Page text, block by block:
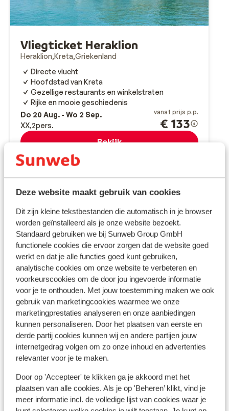
Deze website maakt gebruik van cookies
Dit zijn kleine tekstbestanden die automatisch in je browser
worden geïnstalleerd als je onze website bezoekt.
Standaard gebruiken we bij Sunweb Group GmbH
functionele cookies die ervoor zorgen dat de website goed
werkt en dat je alle functies goed kunt gebruiken,
analytische cookies om onze website te verbeteren en
voorkeurscookies om de door jou ingevoerde informatie
voor je te onthouden. Met jouw toestemming maken we ook
gebruik van marketingcookies waarmee we onze
marketingprestaties analyseren en onze aanbiedingen
kunnen personaliseren. Door het plaatsen van eerste en
derde partij cookies kunnen wij en andere partijen jouw
internetgedrag volgen om zo onze inhoud en advertenties
relevanter voor je te maken.
Door op 'Accepteer' te klikken ga je akkoord met het
plaatsen van alle cookies. Als je op 'Beheren’ klikt, vind je
meer informatie incl. de volledige lijst van cookies waar je
Vliegticket Heraklion
Heraklion Kreta Griekenland
Directe vlucht
Hoofdstad van Kreta
Gezellige restaurants en winkelstraten
Rijke en mooie geschiedenis
Do 20 Aug. - Wo 2 Sep.
XX 2pers.
vanaf prijs p.p.
€ 133
Bekijk
Andere accommodaties in Chalkidiki
Hotel Ikos Oceania
Hotel Achtis
Pella House Studios & Apartments
Hotel Blue Bay - adults only
Hotel Ikos Olivia
Hotel Nostos